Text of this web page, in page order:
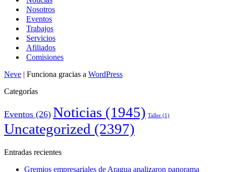
Nosotros
Eventos
Trabajos
Servicios
Afiliados
Comisiones
Neve | Funciona gracias a WordPress
Categorías
Eventos (26) Noticias (1945) Taller (1)
Uncategorized (2397)
Entradas recientes
Gremios empresariales de Aragua analizaron panorama